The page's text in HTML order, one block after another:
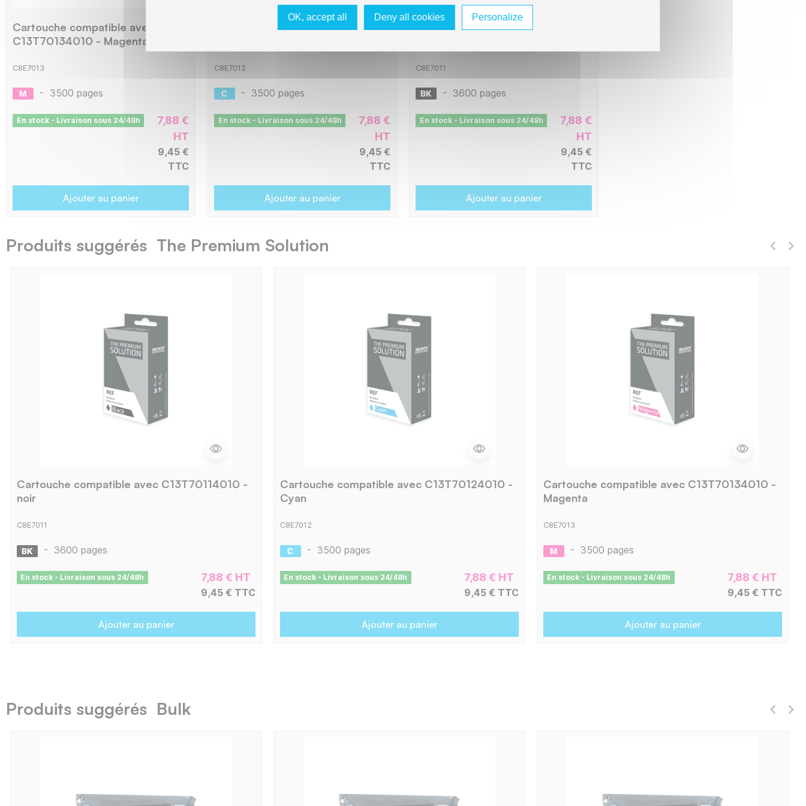
Cartouche compatible avec
C13T70134010 - Magenta
C8E7013
- 3500 pages
En stock - Livraison sous 24/48h
7,88 €
HT
9,45 €
TTC
Ajouter au panier
Cartouche compatible avec
C8E7012
- 3500 pages
En stock - Livraison sous 24/48h
7,88 €
HT
9,45 €
TTC
Ajouter au panier
Cartouche compatible avec
C8E7011
- 3600 pages
En stock - Livraison sous 24/48h
7,88 €
HT
9,45 €
TTC
Ajouter au panier
Produits suggérés The Premium Solution
Cartouche compatible avec C13T70114010 -
noir
C8E7011
- 3600 pages
En stock - Livraison sous 24/48h 7,88 € HT
9,45 € TTC
Ajouter au panier
Cartouche compatible avec C13T70124010 -
Cyan
C8E7012
- 3500 pages
En stock - Livraison sous 24/48h 7,88 € HT
9,45 € TTC
Ajouter au panier
Cartouche compatible avec C13T70134010 -
Magenta
C8E7013
- 3500 pages
En stock - Livraison sous 24/48h 7,88 € HT
9,45 € TTC
Ajouter au panier
Produits suggérés Bulk
OK, accept all Deny all cookies Personalize